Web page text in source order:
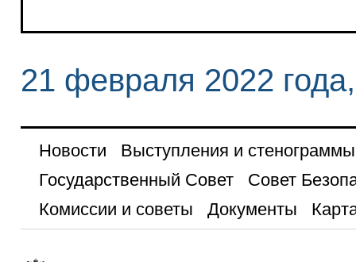
21 февраля 2022
Новости
Выступления и стенограммы
Государственный Совет
Совет
Комиссии и советы
Документы